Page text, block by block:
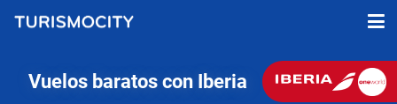
Vuelos baratos con Iberia